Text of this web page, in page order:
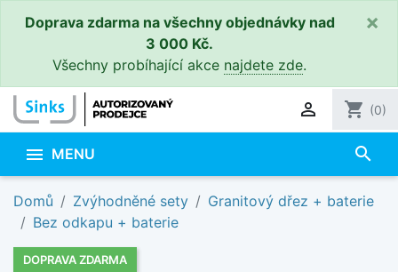
Doprava zdarma na všechny objednávky nad
3 000 Kč.
Všechny probíhající akce najdete zde.
×
 shopping_cart (0)
 MENU search
Domů Zvýhodněné sety
Granitový dřez + baterie
Bez odkapu + baterie
DOPRAVA ZDARMA